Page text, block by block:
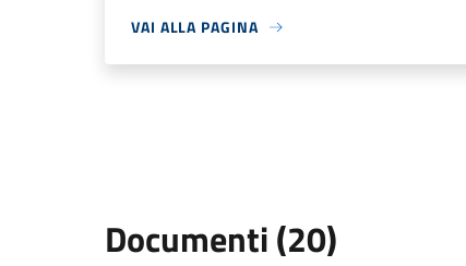
VAI ALLA PAGINA
Documenti (20)